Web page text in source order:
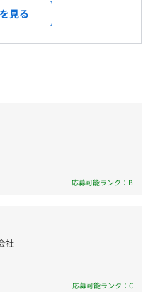
、ソニーシティみなとみ
および労働者の自宅
向、在宅勤務実施場所含
。
時）、裁量労働制度があ
ます。 常時ソフ
大小含め80以上ありま
フトウェア開発に携わ
開発を通じてユーザ
めたい方などにとっ
ソニー製品の企画
れるので、当社社員
んが、製品のコンセ
調査など、初期段階
です。当社が持つソフト
加価値を高めたりす
を高めながら会社と
えの方は、ぜひご応
見る
応募可能ランク：B
社
応募可能ランク：C